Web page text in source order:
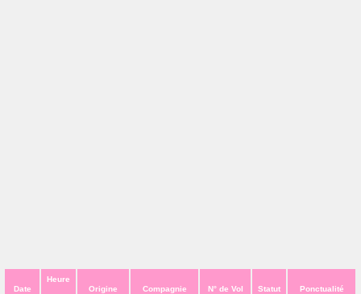
Date
Heure
Origine Compagnie N° de Vol Statut Ponctualité